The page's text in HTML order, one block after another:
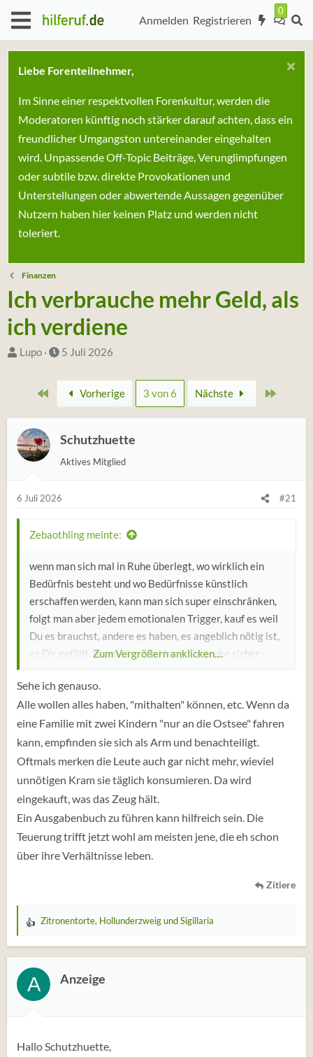
Anmelden Registrieren
Liebe Forenteilnehmer,
Im Sinne einer respektvollen Forenkultur, werden die
Moderatoren künftig noch stärker darauf achten, dass ein
freundlicher Umgangston untereinander eingehalten
wird. Unpassende Off-Topic Beiträge, Verunglimpfungen
oder subtile bzw. direkte Provokationen und
Unterstellungen oder abwertende Aussagen gegenüber
Nutzern haben hier keinen Platz und werden nicht
toleriert.
Finanzen
Ich verbrauche mehr Geld, als
ich verdiene
S
t
e
r
n
Lupo
D
u
m
S
t
t
5 Juli 2026
Erste Vorherige 3 von 6 Nächste
Schutzhuette
Aktives Mitglied
6 Juli 2026 #21
Zebaothling meinte:
wenn man sich mal in Ruhe überlegt, wo wirklich ein
Bedürfnis besteht und wo Bedürfnisse künstlich
erschaffen werden, kann man sich super einschränken,
folgt man aber jedem emotionalen Trigger, kauf es weil
Du es brauchst, andere es haben, es angeblich nötig ist,
es Dir gefällt, dann wäre ein klarer Gedanke sicher
besser, als eine system und zeitgeistorientierte
Kaufrauschsymphonie....
Zum Vergrößern anklicken....
Sehe ich genauso.
Alle wollen alles haben, "mithalten" können, etc. Wenn da
eine Familie mit zwei Kindern "nur an die Ostsee" fahren
kann, empfinden sie sich als Arm und benachteiligt.
Oftmals merken die Leute auch gar nicht mehr, wieviel
unnötigen Kram sie täglich konsumieren. Da wird
eingekauft, was das Zeug hält.
Ein Ausgabenbuch zu führen kann hilfreich sein. Die
Teuerung trifft jetzt wohl am meisten jene, die eh schon
über ihre Verhältnisse leben.
Zitiere
W
r
t
u
n
n
Zitronentorte, HollunderzweigundSigillaria
A Anzeige
Hallo Schutzhuette,